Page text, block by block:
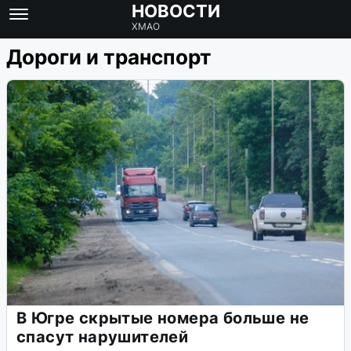
НОВОСТИ
ХМАО
Дороги и транспорт
В Югре скрытые номера больше не
спасут нарушителей